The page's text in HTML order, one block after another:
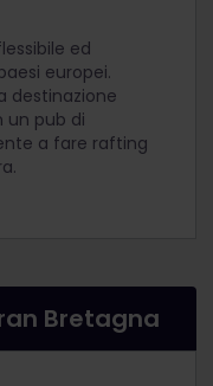
ed
europei.
destinazione
un pub di
a fare rafting
Bretagna